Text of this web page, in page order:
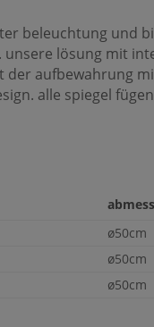
beleuchtung und
lösung mit
der aufbewahrung
alle spiegel
ø50cm
ø50cm
ø50cm